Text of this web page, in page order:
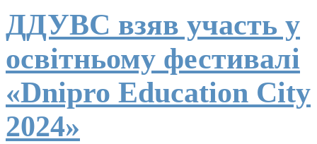
ДДУВС взяв участь у
освітньому фестивалі
«Dnipro Education City
2024»